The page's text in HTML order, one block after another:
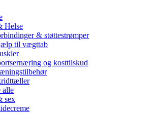
Helse
& støttestrømper
til vægttab
og kosttilskud
alle
sex